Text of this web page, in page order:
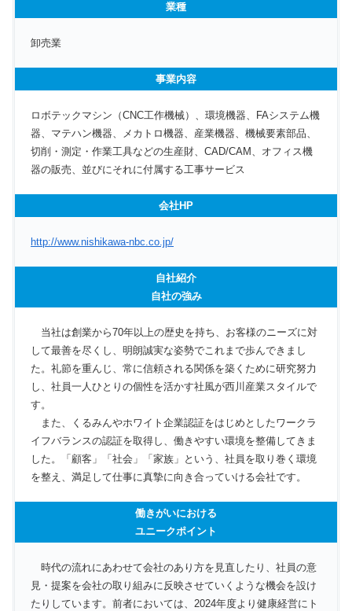
業種
卸売業
事業内容
ロボテックマシン（CNC工作機械）、環境機器、FAシステム機
器、マテハン機器、メカトロ機器、産業機器、機械要素部品、
切削・測定・作業工具などの生産財、CAD/CAM、オフィス機
器の販売、並びにそれに付属する工事サービス
会社HP
http://www.nishikawa-nbc.co.jp/
自社紹介
自社の強み
当社は創業から70年以上の歴史を持ち、お客様のニーズに対
して最善を尽くし、明朗誠実な姿勢でこれまで歩んできまし
た。礼節を重んじ、常に信頼される関係を築くために研究努力
し、社員一人ひとりの個性を活かす社風が西川産業スタイルで
す。
また、くるみんやホワイト企業認証をはじめとしたワークラ
イフバランスの認証を取得し、働きやすい環境を整備してきま
した。「顧客」「社会」「家族」という、社員を取り巻く環境
を整え、満足して仕事に真摯に向き合っていける会社です。
働きがいにおける
ユニークポイント
時代の流れにあわせて会社のあり方を見直したり、社員の意
見・提案を会社の取り組みに反映させていくような機会を設け
たりしています。前者においては、2024年度より健康経営にト